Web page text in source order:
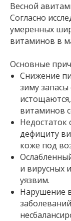
Весной
Согласно
умеренных
витаминов в
Основные
Снижение
зиму
витаминов
Недостаток
дефициту
коже под
и вирусных
уязвим.
Нарушение